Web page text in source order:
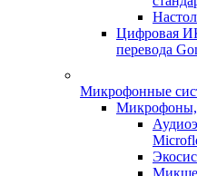
Цифровая
перевода
Микрофонные
Микрофоны,